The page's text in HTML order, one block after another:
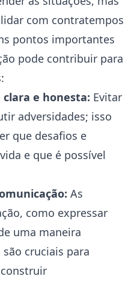
com contratempos
pontos importantes
pode contribuir para
e honesta: Evitar
adversidades; isso
que desafios e
e que é possível
As
como expressar
uma maneira
cruciais para